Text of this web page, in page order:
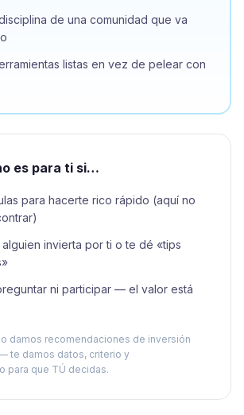
de una comunidad que va
listas en vez de pelear con
es para ti si…
para hacerte rico rápido (aquí no
invierta por ti o te dé «tips
ni participar — el valor está
damos recomendaciones de inversión
te damos datos, criterio y
para que TÚ decidas.